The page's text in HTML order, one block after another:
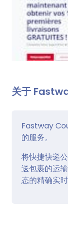
关于
Fastway
的服务。
将快捷快递
送包裹的运
态的精确实时